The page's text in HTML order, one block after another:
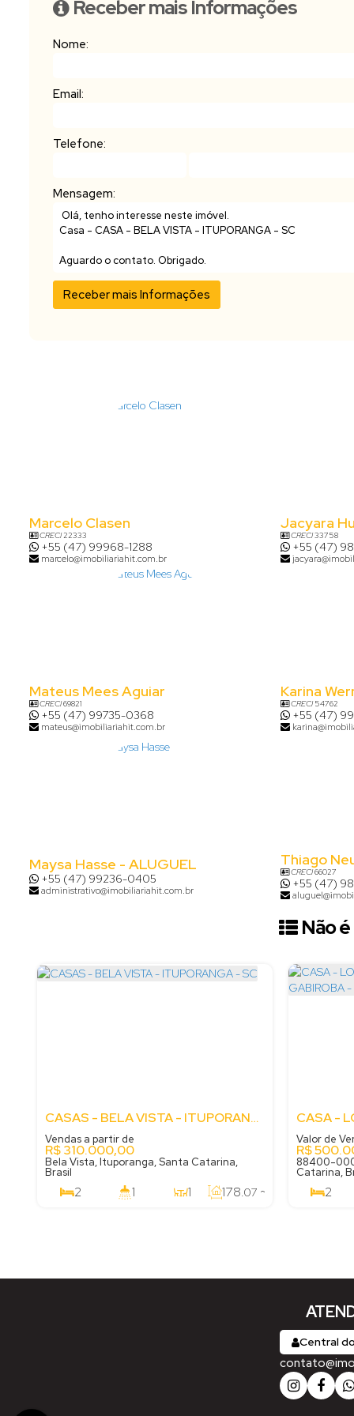
Receber mais Informações
Nome:
Email:
Telefone:
Mensagem:
Marcelo Clasen
CRECI22333
+55 (47) 99968-1288
marcelo@imobiliariahit.com.br
Jacyara
CRECI33758
+55 (47)
Mateus Mees Aguiar
CRECI69821
+55 (47) 99735-0368
mateus@imobiliariahit.com.br
Karina
CRECI54762
+55 (47)
Maysa Hasse - ALUGUEL
+55 (47) 99236-0405
administrativo@imobiliariahit.com.br
Thiago
CRECI66027
+55 (47)
Não
CASAS - BELA VISTA - ITUPORANGA - SC
R$310.000,00
Vendas a partir de
Bela Vista, Ituporanga, Santa Catarina,
Brasil
2 1 1 178.07~
R$
Valor de
88400-
Catarina,
2
Central